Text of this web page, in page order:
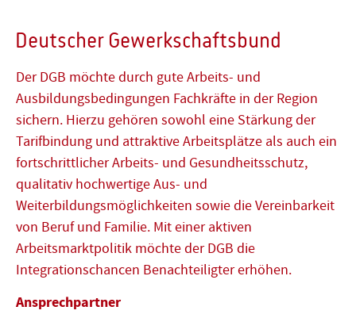
Deutscher Gewerkschaftsbund
Der DGB möchte durch gute Arbeits- und
Ausbildungsbedingungen Fachkräfte in der Region
sichern. Hierzu gehören sowohl eine Stärkung der
Tarifbindung und attraktive Arbeitsplätze als auch ein
fortschrittlicher Arbeits- und Gesundheitsschutz,
qualitativ hochwertige Aus- und
Weiterbildungsmöglichkeiten sowie die Vereinbarkeit
von Beruf und Familie. Mit einer aktiven
Arbeitsmarktpolitik möchte der DGB die
Integrationschancen Benachteiligter erhöhen.
Ansprechpartner